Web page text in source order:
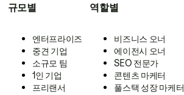
규모별
엔터프라이즈
중견 기업
소규모 팀
1인 기업
프리랜서
역할별
비즈니스 오너
에이전시 오너
SEO 전문가
콘텐츠 마케터
풀스택 성장 마케터